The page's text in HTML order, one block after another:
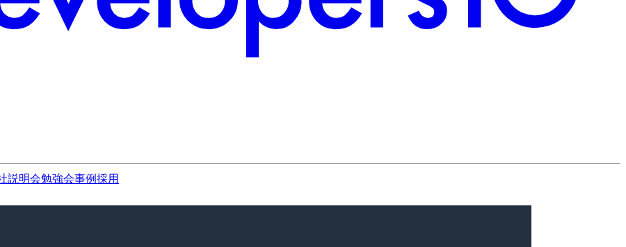
説明会勉強会事例採用